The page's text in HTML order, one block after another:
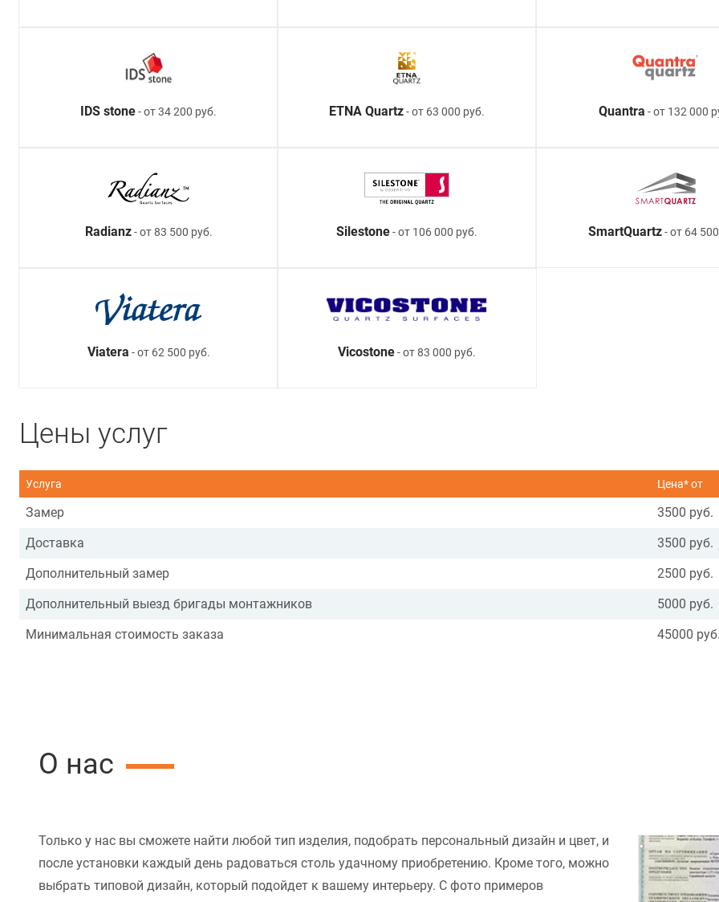
IDS stone- от 34 200 руб. ETNA Quartz- от 63 000 руб. Quantra - от 132 000
Radianz- от 83 500 руб. Silestone- от 106 000 руб. SmartQuartz- от 64
Viatera - от 62 500 руб. Vicostone- от 83 000 руб.
Цены услуг
Услуга Цена* от
Замер 3500 руб.
Доставка
3500 руб.
Дополнительный замер
2500 руб.
Дополнительный выезд бригады монтажников
5000 руб.
Минимальная стоимость заказа
45000 руб.
О нас
Только у нас вы сможете найти любой тип изделия, подобрать персональный дизайн и цвет, и
после установки каждый день радоваться столь удачному приобретению. Кроме того, можно
выбрать типовой дизайн, который подойдет к вашему интерьеру. С фото примеров